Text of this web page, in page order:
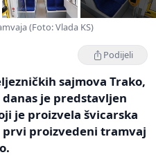
(Foto: Vlada KS)
Podijeli
sajmova Trako,
je predstavljen
je proizvela švicarska
prvi proizvedeni tramvaj